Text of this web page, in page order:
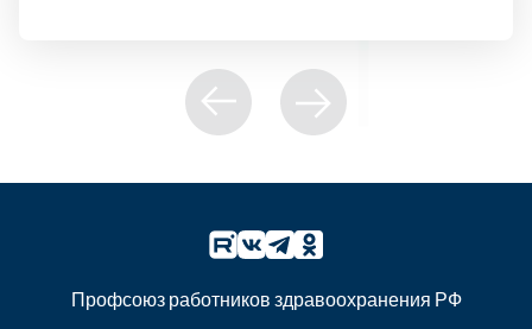
Профсоюз работников здравоохранения РФ